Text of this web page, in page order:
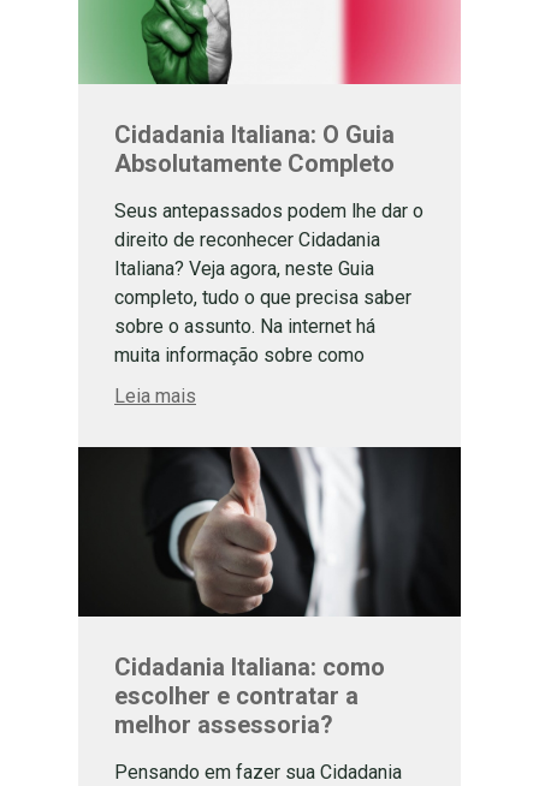
Cidadania Italiana: O Guia
Absolutamente Completo
Seus antepassados podem lhe dar o
direito de reconhecer Cidadania
Italiana? Veja agora, neste Guia
completo, tudo o que precisa saber
sobre o assunto. Na internet há
muita informação sobre como
conseguir a Cidadania Italiana. Mas
nem toda essa informação é clara e
pessoas deixam de fazer seu
processo de […]
Leia mais
Cidadania Italiana: como
escolher e contratar a
melhor assessoria?
Pensando em fazer sua Cidadania